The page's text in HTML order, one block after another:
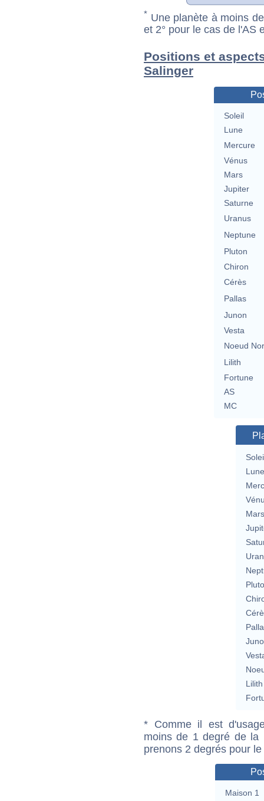
* Une planète à moins
et 2° pour le cas de l'AS
Positions et
Salinger
Soleil
Lune
Mercure
Vénus
Mars
Jupiter
Saturne
Uranus
Neptune
Pluton
Chiron
Cérès
Pallas
Junon
Vesta
Noeud
Lilith
Fortune
AS
MC
Lune
Mars
Lilith
* Comme il est
moins de 1 degré de la
prenons 2 degrés pour
Maison 1